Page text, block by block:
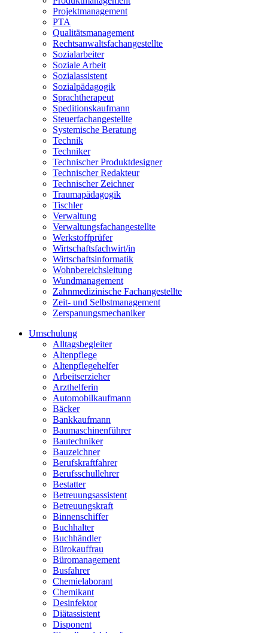
Projektmanagement
PTA
Qualitätsmanagement
Rechtsanwaltsfachangestellte
Sozialarbeiter
Soziale Arbeit
Sozialassistent
Sozialpädagogik
Sprachtherapeut
Speditionskaufmann
Steuerfachangestellte
Systemische Beratung
Technik
Techniker
Technischer Produktdesigner
Technischer Redakteur
Technischer Zeichner
Traumapädagogik
Tischler
Verwaltung
Verwaltungsfachangestellte
Werkstoffprüfer
Wirtschaftsfachwirt/in
Wirtschaftsinformatik
Wohnbereichsleitung
Wundmanagement
Zahnmedizinische Fachangestellte
Zeit- und Selbstmanagement
Zerspanungsmechaniker
Umschulung
Alltagsbegleiter
Altenpflege
Altenpflegehelfer
Arbeitserzieher
Arzthelferin
Automobilkaufmann
Bäcker
Bankkaufmann
Baumaschinenführer
Bautechniker
Bauzeichner
Berufskraftfahrer
Berufsschullehrer
Bestatter
Betreuungsassistent
Betreuungskraft
Binnenschiffer
Buchhalter
Buchhändler
Bürokauffrau
Büromanagement
Busfahrer
Chemielaborant
Chemikant
Desinfektor
Diätassistent
Disponent